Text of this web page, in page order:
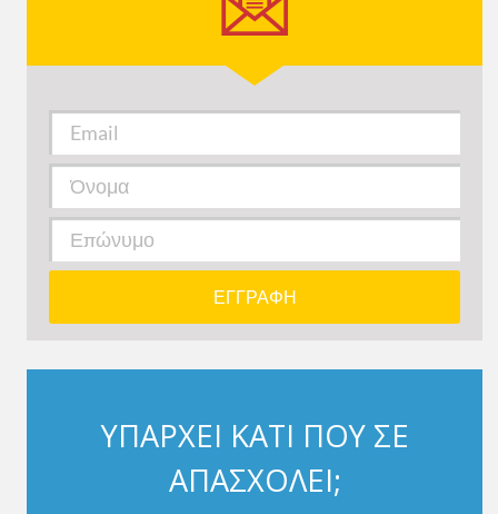
ΥΠΑΡΧΕΙ ΚΑΤΙ ΠΟΥ ΣΕ
ΑΠΑΣΧΟΛΕΙ;